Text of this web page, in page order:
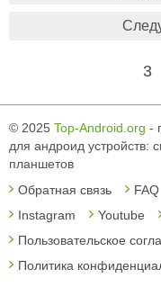
3
© 2025 Top-Android.org -
для андроид устройств:
планшетов
Обратная связь
FAQ
Instagram
Youtube
Пользовательское
Политика